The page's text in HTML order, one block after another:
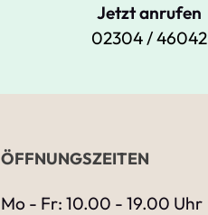
Jetzt anrufen
02304 / 46042
ÖFFNUNGSZEITEN
Mo - Fr: 10.00 - 19.00 Uhr